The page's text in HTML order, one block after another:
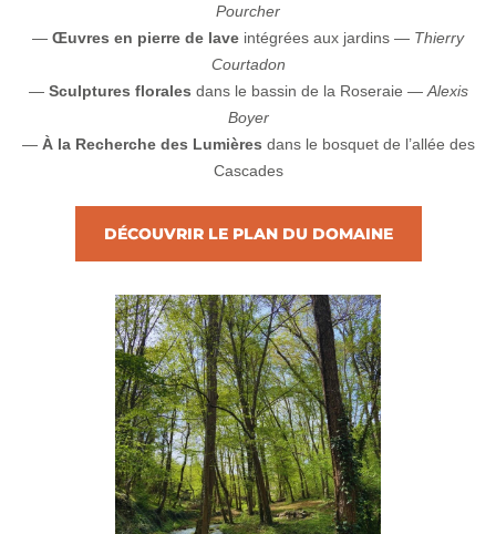
Pourcher
— Œuvres en pierre de lave intégrées aux jardins — Thierry
Courtadon
— Sculptures florales dans le bassin de la Roseraie — Alexis
Boyer
— À la Recherche des Lumières dans le bosquet de l’allée des
Cascades
DÉCOUVRIR LE PLAN DU DOMAINE